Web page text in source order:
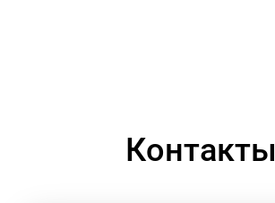
Контакты